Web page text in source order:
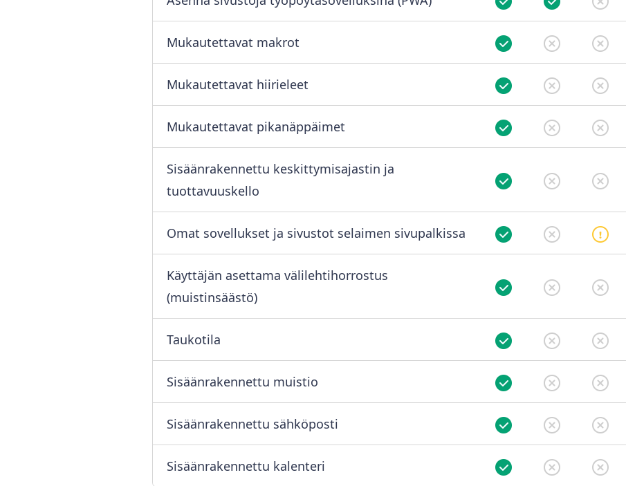
Mukautettavat makrot
Mukautettavat hiirieleet
Mukautettavat pikanäppäimet
Sisäänrakennettu keskittymisajastin ja
tuottavuuskello
Omat sovellukset ja sivustot selaimen sivupalkissa
Käyttäjän asettama välilehtihorrostus
(muistinsäästö)
Taukotila
Sisäänrakennettu muistio
Sisäänrakennettu sähköposti
Sisäänrakennettu kalenteri